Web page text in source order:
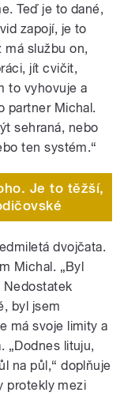
Teď je to dané,
zapojí, je to
má službu on,
jít cvičit,
to vyhovuje a
partner Michal.
sehraná, nebo
ten systém.“
Je to těžší,
dvojčata.
Michal. „Byl
Nedostatek
byl jsem
má svoje limity a
„Dodnes lituju,
na půl,“ doplňuje
protekly mezi